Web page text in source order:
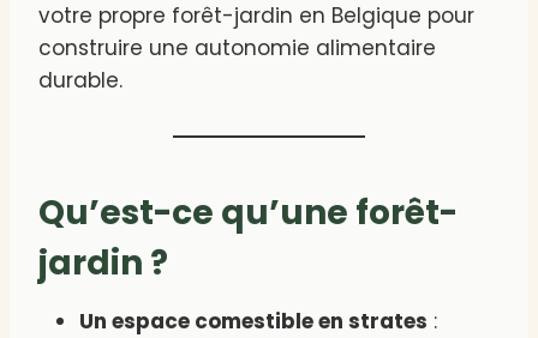
votre propre forêt-jardin en Belgique pour
construire une autonomie alimentaire
durable.
Qu’est-ce qu’une forêt-
jardin ?
Un espace comestible en strates :